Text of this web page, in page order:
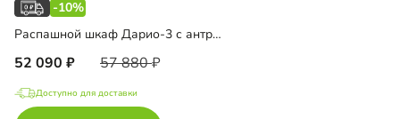
-10%
Распашной шкаф Дарио-3 с антресолью
52 090 57 880
Доступно для доставки